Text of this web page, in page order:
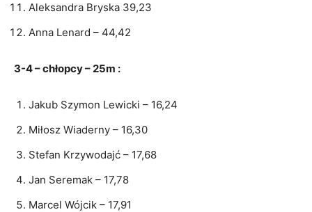
Aleksandra Bryska 39,23
Anna Lenard – 44,42
3-4 – chłopcy – 25m :
Jakub Szymon Lewicki – 16,24
Miłosz Wiaderny – 16,30
Stefan Krzywodajć – 17,68
Jan Seremak – 17,78
Marcel Wójcik – 17,91